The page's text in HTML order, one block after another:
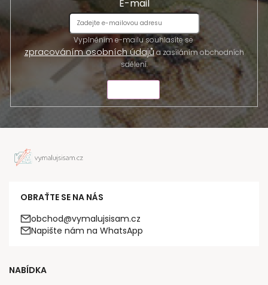
E-mail
Vyplněním e-mailu souhlasíte se
zpracováním osobních údajůa zasíláním obchodních
sdělení.
OBRAŤTE SE NA NÁS
obchod@vymalujsisam.cz
Napište nám na WhatsApp
NABÍDKA